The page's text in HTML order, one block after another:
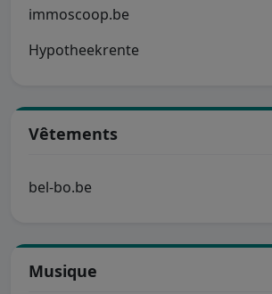
immoscoop.be
Hypotheekrente
Vêtements
bel-bo.be
Musique